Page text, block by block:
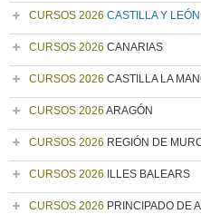
CURSOS 2026 CASTILLA Y LEÓN
CURSOS 2026 CANARIAS
CURSOS 2026 CASTILLA LA
CURSOS 2026 ARAGÓN
CURSOS 2026 REGIÓN DE
CURSOS 2026 ILLES BALEARS
CURSOS 2026 PRINCIPADO DE